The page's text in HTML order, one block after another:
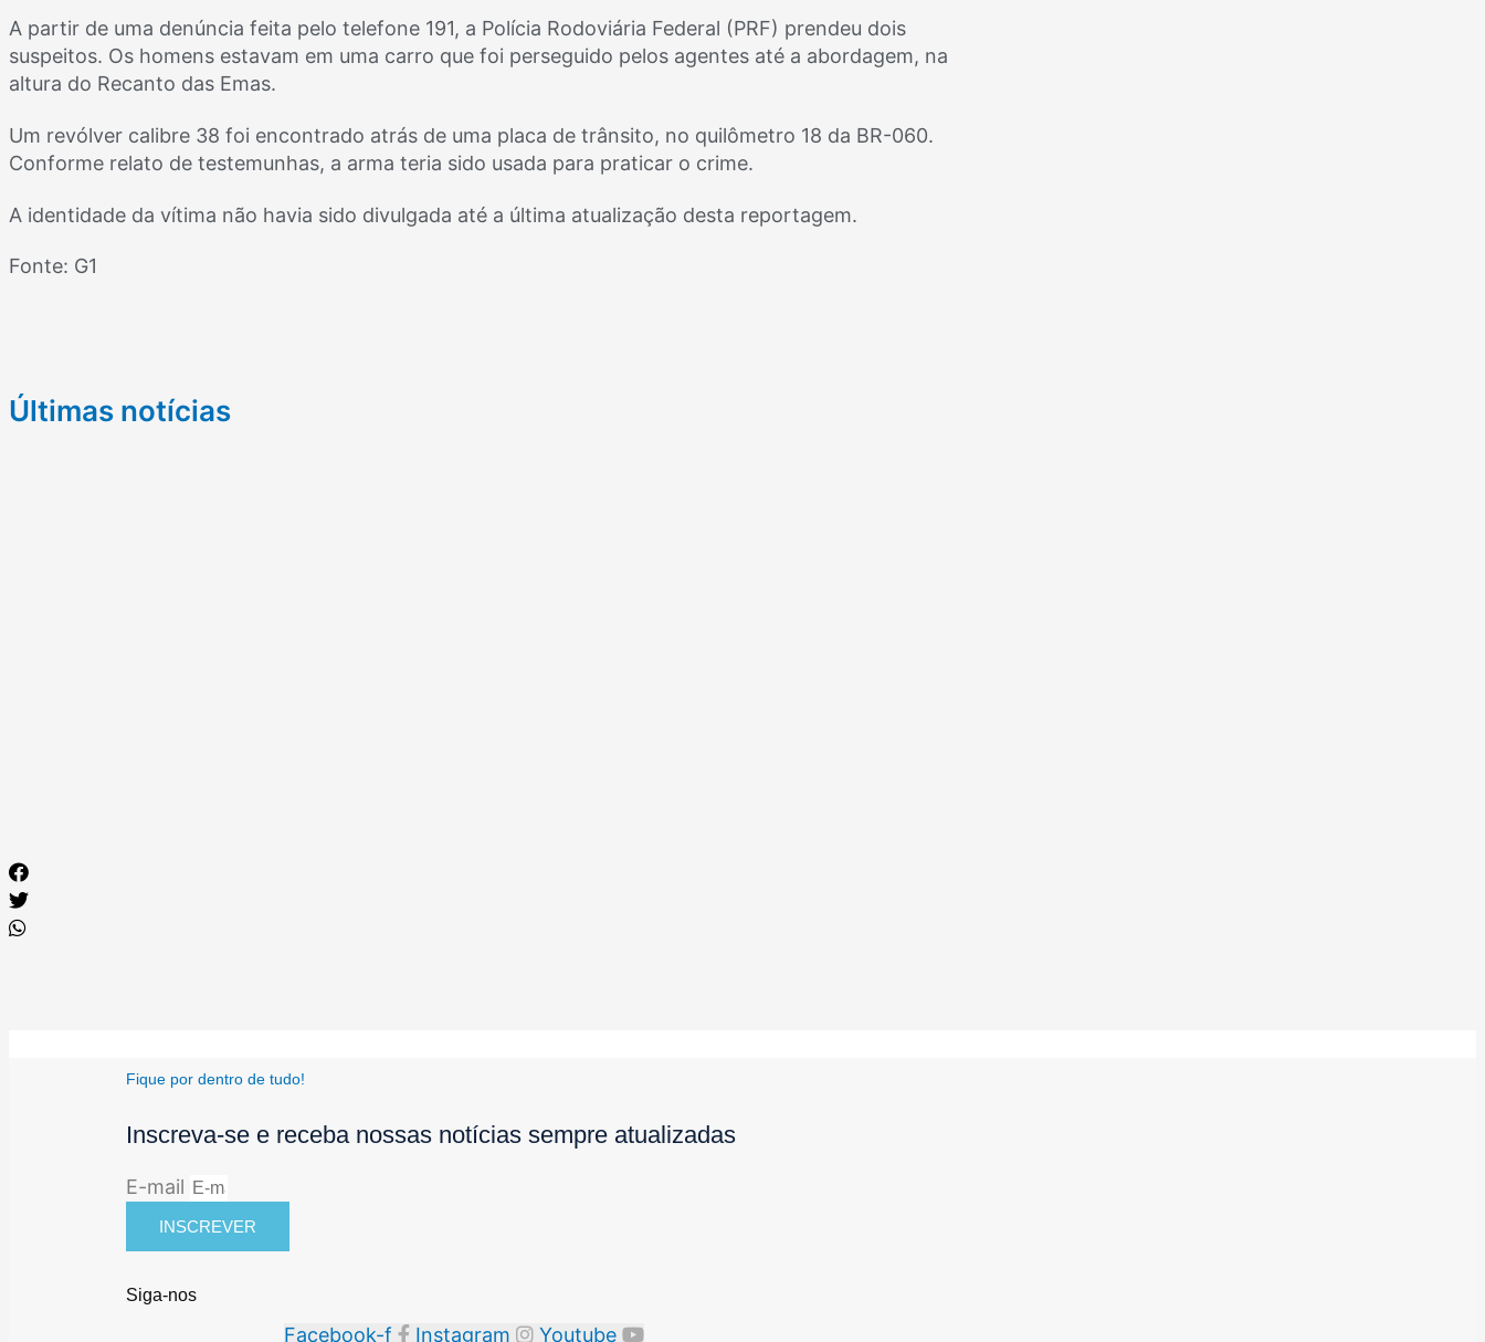
A partir de uma denúncia feita pelo telefone 191, a Polícia Rodoviária Federal (PRF) prendeu dois
suspeitos. Os homens estavam em uma carro que foi perseguido pelos agentes até a abordagem, na
altura do Recanto das Emas.
Um revólver calibre 38 foi encontrado atrás de uma placa de trânsito, no quilômetro 18 da BR-060.
Conforme relato de testemunhas, a arma teria sido usada para praticar o crime.
A identidade da vítima não havia sido divulgada até a última atualização desta reportagem.
Fonte: G1
Últimas notícias
Fique por dentro de tudo!
Inscreva-se e receba nossas notícias sempre atualizadas
E-mail
INSCREVER
Siga-nos
Facebook-f Instagram Youtube